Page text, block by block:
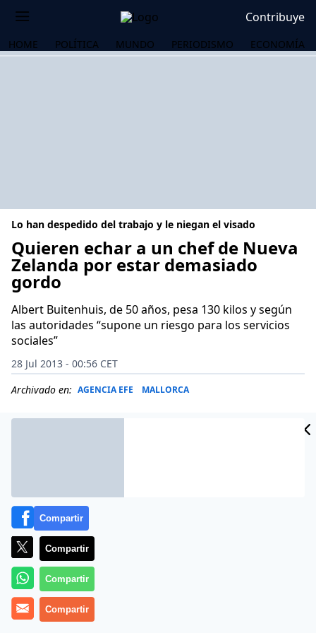
Contribuye
HOME POLÍTICA MUNDO PERIODISMO ECONOMÍA
Lo han despedido del trabajo y le niegan el visado
Quieren echar a un chef de Nueva
Zelanda por estar demasiado
gordo
Albert Buitenhuis, de 50 años, pesa 130 kilos y según
las autoridades “supone un riesgo para los servicios
sociales”
28 Jul 2013 - 00:56 CET
Archivado en: AGENCIA EFE MALLORCA
Las autoridades neozelandesas no se andan con
Compartir
Compartir
Compartir
Compartir